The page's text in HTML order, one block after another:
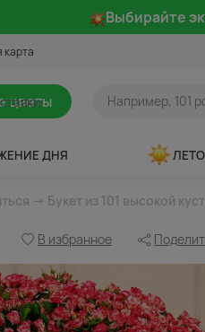
Выбирайте
карта
цветы
ДНЯ ЛЕТО
→ Букет из 101 высокой
В избранное